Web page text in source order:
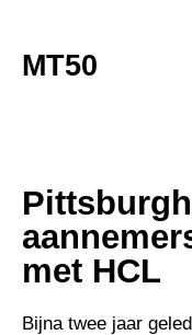
MT50
met HCL
Bijna twee jaar